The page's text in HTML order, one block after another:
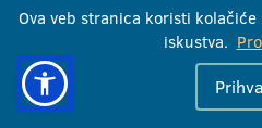
Univerzitet
Ova veb stranica koristi
iskustva.